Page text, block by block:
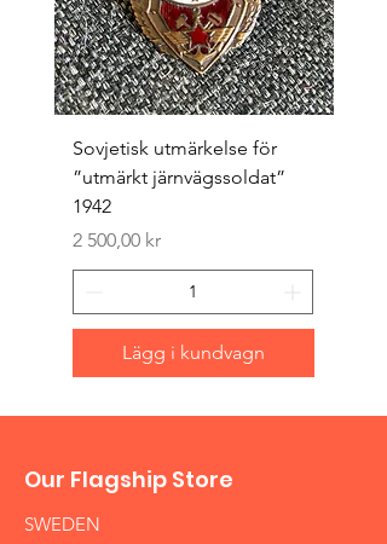
Sovjetisk utmärkelse för
”utmärkt järnvägssoldat”
1942
Pris
2 500,00 kr
Lägg i kundvagn
Our Flagship Store
SWEDEN